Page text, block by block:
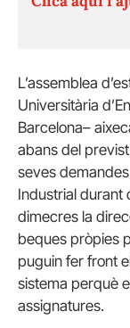
L’assemblea
Universitària
Barcelona–
abans del
seves
Industrial durant
dimecres la
beques pròpies
puguin fer front
sistema perquè
assignatures.